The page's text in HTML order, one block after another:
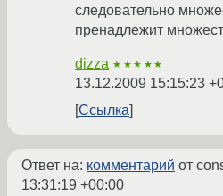
следовательно
пренадлежит
dizza ★★★★★
13.12.2009 15:15:23
Ссылка
Ответ на: комментарий от
13:31:19 +00:00